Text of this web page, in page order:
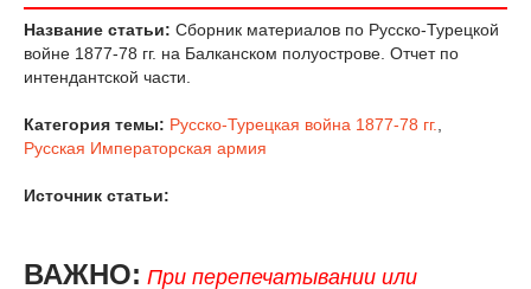
Название статьи: Сборник материалов по Русско-Турецкой
войне 1877-78 гг. на Балканском полуострове. Отчет по
интендантской части.
Категория темы: Русско-Турецкая война 1877-78 гг.
Русская Императорская армия
Источник статьи:
ВАЖНО: При перепечатывании или